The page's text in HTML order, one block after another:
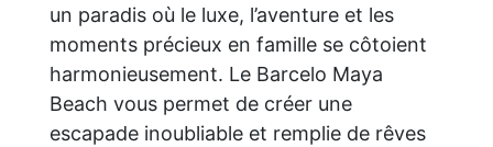
un paradis où le luxe, l’aventure et les
moments précieux en famille se côtoient
harmonieusement. Le Barcelo Maya
Beach vous permet de créer une
escapade inoubliable et remplie de rêves